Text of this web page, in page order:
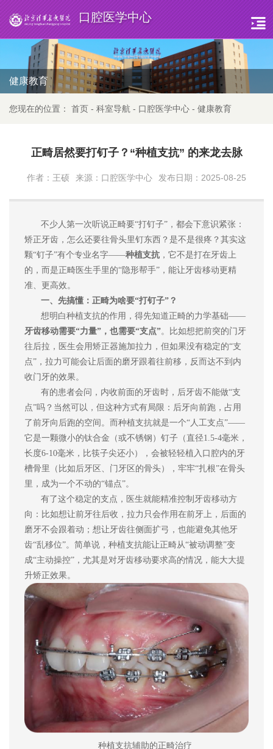
口腔医学中心
健康教育
您现在的位置： 首页 - 科室导航 - 口腔医学中心 - 健康教育
正畸居然要打钉子？“种植支抗” 的来龙去脉
作者：王硕 来源：口腔医学中心 发布日期：2025-08-25
不少人第一次听说正畸要“打钉子”，都会下意识紧张：
矫正牙齿，怎么还要往骨头里钉东西？是不是很疼？其实这
颗“钉子”有个专业名字——种植支抗 ，它不是打在牙齿上
的，而是正畸医生手里的“隐形帮手”，能让牙齿移动更精
准、更高效。
一、先搞懂：正畸为啥要“打钉子”？
想明白种植支抗的作用，得先知道正畸的力学基础——
牙齿移动需要“力量”，也需要“支点”。比如想把前突的门牙
往后拉，医生会用矫正器施加拉力，但如果没有稳定的“支
点”，拉力可能会让后面的磨牙跟着往前移，反而达不到内
收门牙的效果。
有的患者会问，内收前面的牙齿时，后牙齿不能做“支
点”吗？当然可以 ，但这种方式有局限： 后牙向前跑，占用
了前牙向后跑的空间 。而种植支抗就是一个“人工支点”——
它是一颗微小的钛合金 （或不锈钢 ） 钉子（直径1.5-4毫米，
长度6-10毫米，比筷子尖还小），会被轻轻植入口腔内的牙
槽骨里（比如后牙区、门牙区的骨头），牢牢“扎根”在骨头
里，成为一个不动的“锚点”。
有了这个稳定的支点，医生就能精准控制牙齿移动方
向：比如想让前牙往后收，拉力只会作用在前牙上，后面的
磨牙不会跟着动；想让牙齿往侧面扩弓，也能避免其他牙
齿“乱移位”。简单说，种植支抗能让正畸从“被动调整”变
成“主动操控”，尤其是对牙齿移动要求高的情况，能大大提
升矫正效果。
种植支抗辅助的正畸治疗